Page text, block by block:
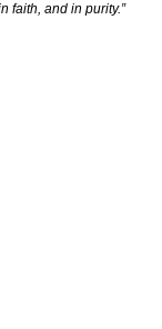
faith, and in purity.”